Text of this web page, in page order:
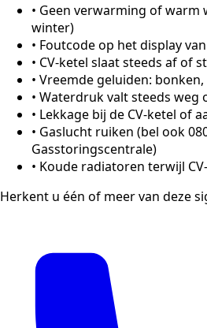
• Geen verwarming of warm
winter)
• Foutcode op het display
• CV-ketel slaat steeds af of
• Vreemde geluiden:
• Waterdruk valt steeds weg
• Lekkage bij de CV-ketel of
• Gaslucht ruiken (bel ook
Gasstoringscentrale)
• Koude radiatoren terwijl
Herkent u één of meer van deze